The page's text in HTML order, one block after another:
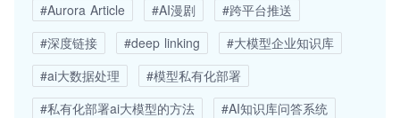
#Aurora Article #AI漫剧
#跨平台推送
#深度链接
#deep linking
#大模型企业知识库
#ai大数据处理
#模型私有化部署
#私有化部署ai大模型的方法
#AI知识库问答系统